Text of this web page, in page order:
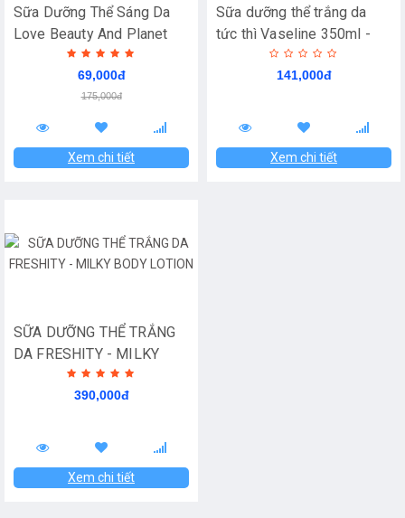
Sữa Dưỡng Thể Sáng Da
Love Beauty And Planet
Delicious Glow 400ml
69,000đ
175,000đ
Xem chi tiết
Sữa dưỡng thể trắng da
tức thì Vaseline 350ml -
Nhập khẩu chính hãng
141,000đ
Xem chi tiết
SỮA DƯỠNG THỂ TRẮNG
DA FRESHITY - MILKY
BODY LOTION
390,000đ
Xem chi tiết